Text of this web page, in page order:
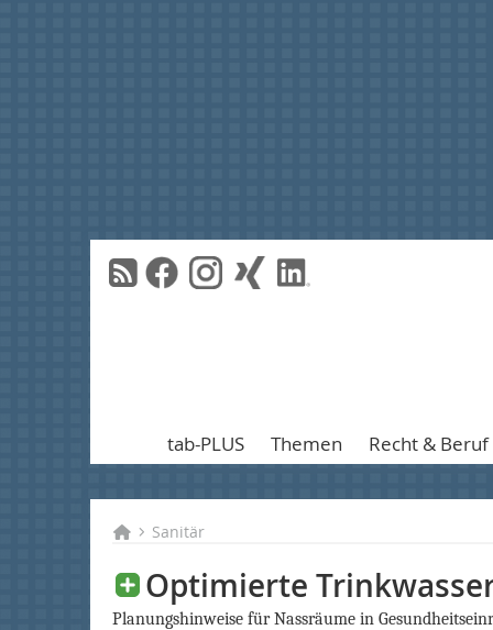
tab-PLUS Themen Recht & Beruf
Sanitär
Optimierte
Planungshinweise für Nassräume in